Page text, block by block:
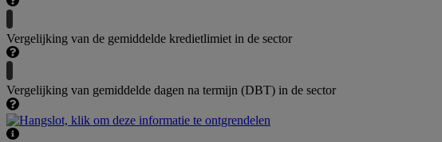
Vergelijking van de gemiddelde kredietlimiet in de sector
Vergelijking van gemiddelde dagen na termijn (DBT) in de sector